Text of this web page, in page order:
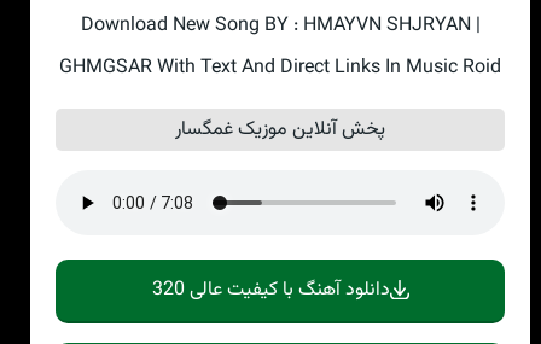
Download New Song BY : HMAYVN SHJRYAN |
GHMGSAR With Text And Direct Links In Music Roid
پخش آنلاین موزیک غمگسار
دانلود آهنگ با کیفیت عالی 320